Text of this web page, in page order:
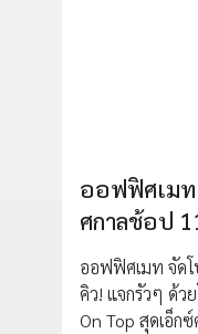
ออฟฟิศเมท
ศกาลช้อป
ออฟฟิศเมท จัดโ
คิว! แจกรัวๆ ด้ว
On Top สุดเอ็